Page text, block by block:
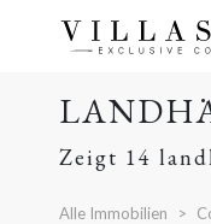
Zeigt 14
Alle Immobilien